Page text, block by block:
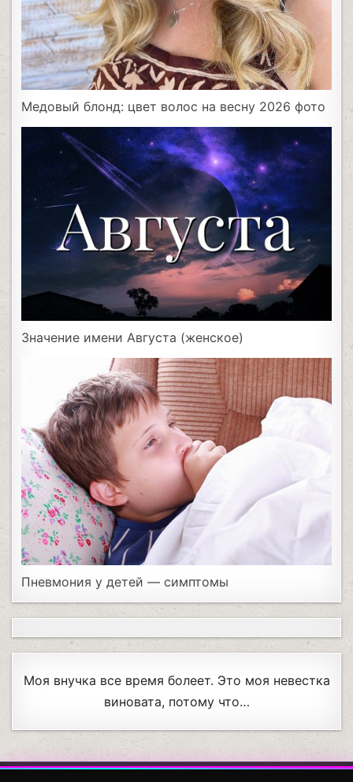
Медовый блонд: цвет волос на весну 2026 фото
Значение имени Августа (женское)
Пневмония у детей — симптомы
Моя внучка все время болеет. Это моя невестка
виновата, потому что…